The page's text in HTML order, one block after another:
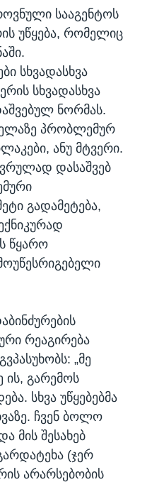
სააგენტოს
უწყება, რომელიც
სხვადასხვა
სხვადასხვა
ნორმას.
პრობლემურ
ანუ მტვერი.
დასაშვებ
გადამეტება,
წყარო
რეაგირება
„მე
ის, გარემოს
სხვა უწყებებმა
ჩვენ ბოლო
მის შესახებ
(ჯერ
არარსებობის